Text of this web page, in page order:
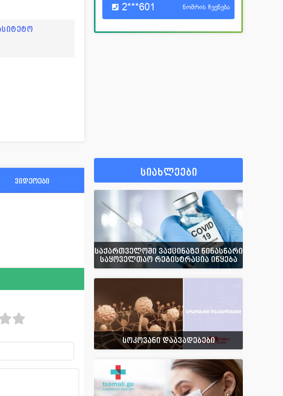
2***601 ნომრის ჩვენება
ვიდეოები
სიახლეები
საქართველოში ვაქცინაზე წინასწარი
საყოველთაო რეგისტრაცია იწყება
სოკოვანი დაავადებები